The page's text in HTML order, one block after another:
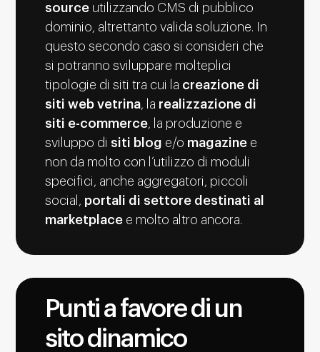
sourceutilizzando CMS di pubblico
dominio, altrettanto valida soluzione. In
questo secondo caso si consideri che
si potranno sviluppare molteplici
tipologie di siti tra cui la creazione di
siti web vetrina, la realizzazione di
siti e-commerce, la produzione e
sviluppo di siti blog e/o magazinee
non da molto con l’utilizzo di moduli
specifici, anche aggregatori, piccoli
social, portali di settore destinati al
marketplacee molto altro ancora.
Punti a favore di un
sito dinamico